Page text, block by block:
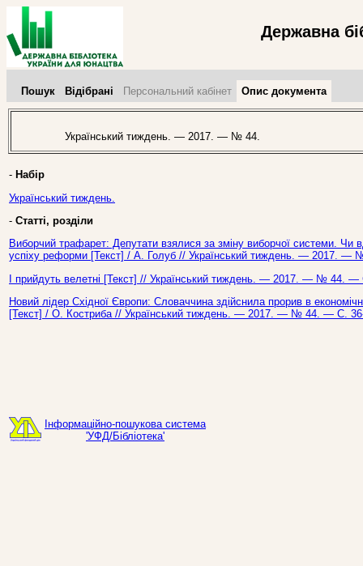
Державна
Пошук Відібрані Персональний кабінет Опис документа
Український тиждень. — 2017. — № 44.
- Набір
Український тиждень.
- Статті, розділи
Виборчий трафарет: Депутати взялися за зміну виборчої системи. Чи
успіху реформи [Текст] / А. Голуб // Український тиждень. — 2017.
І прийдуть велетні [Текст] // Український тиждень. — 2017. — № 44. —
Новий лідер Східної Європи: Словаччина здійснила прорив в
[Текст] / О. Костриба // Український тиждень. — 2017. — № 44. — С.
Інформаційно-пошукова система
'УФД/Бібліотека'